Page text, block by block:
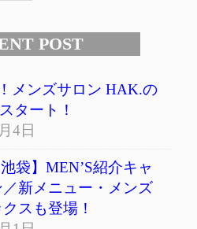
POST
メンズサロン HAK.の
タート！
4日
池袋】MEN’S紹介キャ
／新メニュー・メンズ
スも登場！